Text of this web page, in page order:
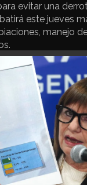
evitar una
este jueves
manejo